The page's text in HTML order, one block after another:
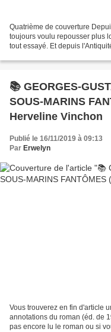
Quatrième de couverture
toujours voulu repousser plus
tout essayé. Et depuis
📚 GEORGES-
SOUS-MARINS
Herveline Vinchon
Publié le 16/11/2019 à 09:13
Par Erwelyn
Vous trouverez en fin d'article
annotations du roman (éd. de
pas encore lu le roman ou si